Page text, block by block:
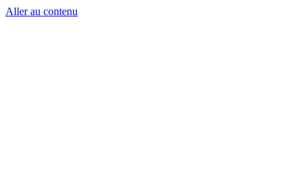
Aller au contenu